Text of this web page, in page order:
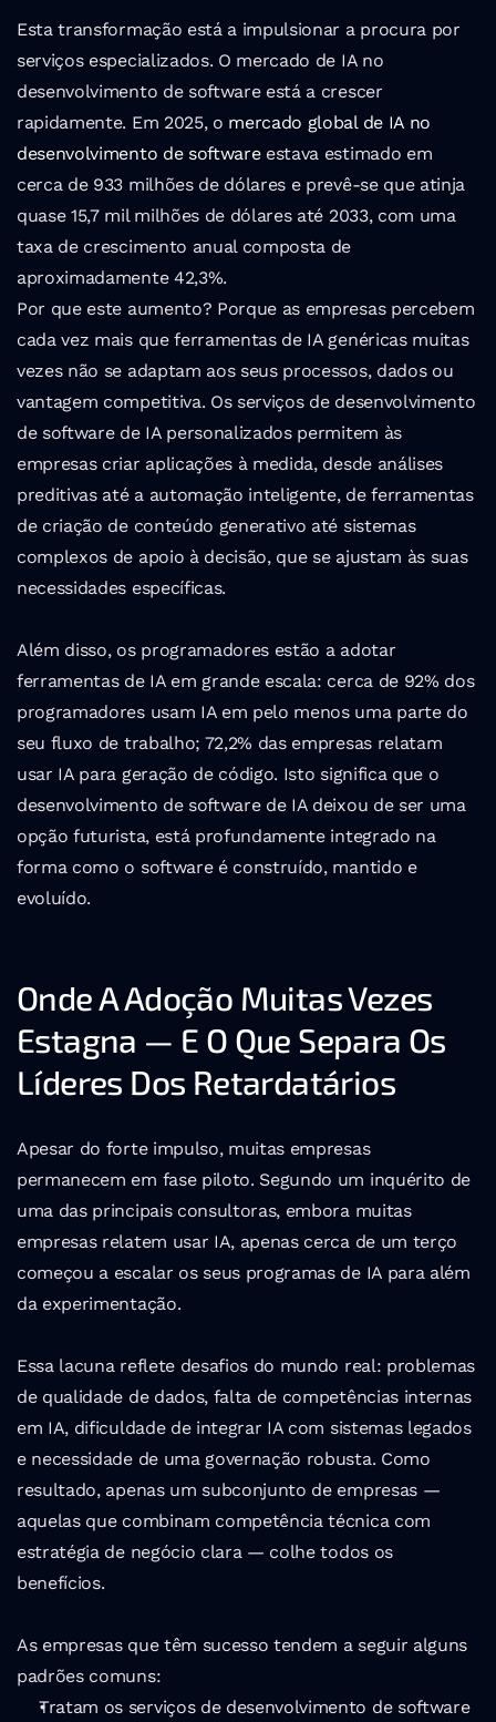
Esta transformação está a impulsionar a procura por
serviços especializados. O mercado de IA no
desenvolvimento de software está a crescer
rapidamente. Em 2025, o mercado global de IA no
desenvolvimento de software estava estimado em
cerca de 933 milhões de dólares e prevê-se que atinja
quase 15,7 mil milhões de dólares até 2033, com uma
taxa de crescimento anual composta de
aproximadamente 42,3%.
Por que este aumento? Porque as empresas percebem
cada vez mais que ferramentas de IA genéricas muitas
vezes não se adaptam aos seus processos, dados ou
vantagem competitiva. Os serviços de desenvolvimento
de software de IA personalizados permitem às
empresas criar aplicações à medida, desde análises
preditivas até a automação inteligente, de ferramentas
de criação de conteúdo generativo até sistemas
complexos de apoio à decisão, que se ajustam às suas
necessidades específicas.
Além disso, os programadores estão a adotar
ferramentas de IA em grande escala: cerca de 92% dos
programadores usam IA em pelo menos uma parte do
seu fluxo de trabalho; 72,2% das empresas relatam
usar IA para geração de código. Isto significa que o
desenvolvimento de software de IA deixou de ser uma
opção futurista, está profundamente integrado na
forma como o software é construído, mantido e
evoluído.
Onde A Adoção Muitas Vezes
Estagna — E O Que Separa Os
Líderes Dos Retardatários
Apesar do forte impulso, muitas empresas
permanecem em fase piloto. Segundo um inquérito de
uma das principais consultoras, embora muitas
empresas relatem usar IA, apenas cerca de um terço
começou a escalar os seus programas de IA para além
da experimentação.
Essa lacuna reflete desafios do mundo real: problemas
de qualidade de dados, falta de competências internas
em IA, dificuldade de integrar IA com sistemas legados
e necessidade de uma governação robusta. Como
resultado, apenas um subconjunto de empresas —
aquelas que combinam competência técnica com
estratégia de negócio clara — colhe todos os
benefícios.
As empresas que têm sucesso tendem a seguir alguns
padrões comuns:
Tratam os serviços de desenvolvimento de software